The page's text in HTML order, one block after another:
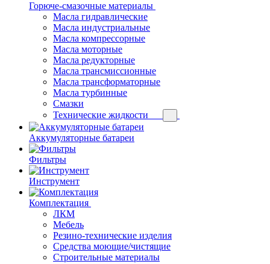
Горюче-смазочные материалы
Масла гидравлические
Масла индустриальные
Масла компрессорные
Масла моторные
Масла редукторные
Масла трансмиссионные
Масла трансформаторные
Масла турбинные
Смазки
Технические жидкости
Аккумуляторные батареи
Фильтры
Инструмент
Комплектация
ЛКМ
Мебель
Резино-технические изделия
Средства моющие/чистящие
Строительные материалы